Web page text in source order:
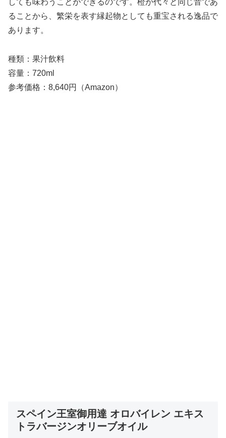
しても味わうことができるのです。橙が代々と同じ音であ
ることから、繁栄を表す縁起物としても重宝される逸品で
あります。
種類：果汁飲料
容量：720ml
参考価格：8,640円（Amazon）
スペイン王室御用達 オロバイレン エキス
トラバージンオリーブオイル